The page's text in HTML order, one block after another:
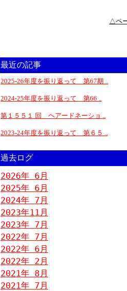
△ペ
最近の記事
2025-26年度を振り返って 第67期 ..
2024-25年度を振り返って 第66 ..
第１５５１ 回 ヘアードネーショ ..
2023-24年度を振り返って 第６５ ..
過去ログ
2026年 6月
2025年 6月
2024年 7月
2023年11月
2023年 7月
2022年 7月
2022年 6月
2022年 2月
2021年 8月
2021年 7月